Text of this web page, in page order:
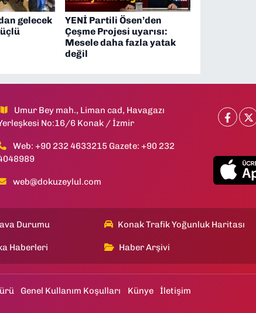
gelecek
YENİ Partili Ösen’den
Çeşme Projesi uyarısı:
Mesele daha fazla yatak
değil
Umur Bey mah., Liman cad, Havagazı
No:16/6 Konak / İzmir
Web: +90 232 4633215 Gazete: +90 232
web@dokuzeylul.com
Durumu Konak Trafik Yoğunluk Haritası
Haberleri Haber Arşivi
Genel Kullanım Koşulları Künye
İletişim